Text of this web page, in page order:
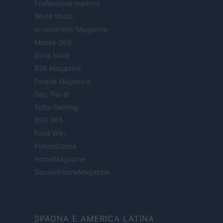
Professione mamma
World Music
Investimenti Magazine
Money 365
Zona Nerd
B2B Magazine
People Magazine
Day Travel
Tutto Gaming
ESG 365
Food Wiki
FuturoDonna
HomeMagazine
SecondHomeMagazine
SPAGNA E AMERICA LATINA